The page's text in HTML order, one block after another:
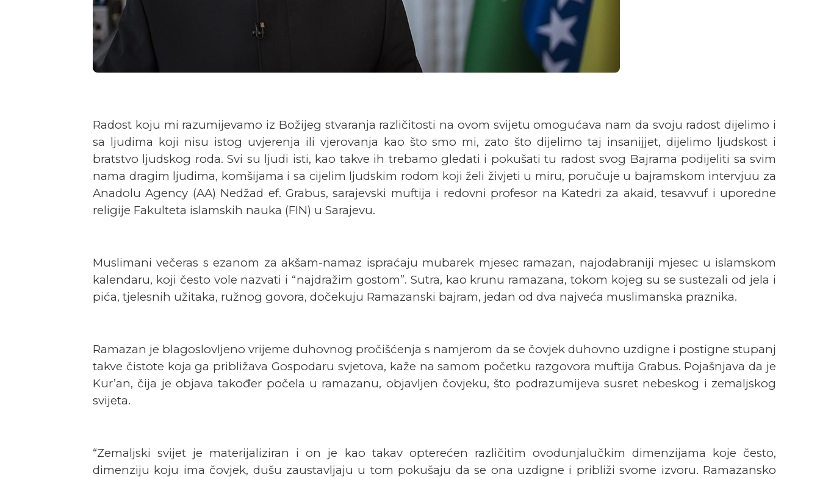
Radost koju mi razumijevamo iz Božijeg stvaranja različitosti na ovom svijetu omogućava nam da svoju radost dijelimo i
sa ljudima koji nisu istog uvjerenja ili vjerovanja kao što smo mi, zato što dijelimo taj insanijjet, dijelimo ljudskost i
bratstvo ljudskog roda. Svi su ljudi isti, kao takve ih trebamo gledati i pokušati tu radost svog Bajrama podijeliti sa svim
nama dragim ljudima, komšijama i sa cijelim ljudskim rodom koji želi živjeti u miru, poručuje u bajramskom intervjuu za
Anadolu Agency (AA) Nedžad ef. Grabus, sarajevski muftija i redovni profesor na Katedri za akaid, tesavvuf i uporedne
religije Fakulteta islamskih nauka (FIN) u Sarajevu.
Muslimani večeras s ezanom za akšam-namaz ispraćaju mubarek mjesec ramazan, najodabraniji mjesec u islamskom
kalendaru, koji često vole nazvati i “najdražim gostom”. Sutra, kao krunu ramazana, tokom kojeg su se sustezali od jela i
pića, tjelesnih užitaka, ružnog govora, dočekuju Ramazanski bajram, jedan od dva najveća muslimanska praznika.
Ramazan je blagoslovljeno vrijeme duhovnog pročišćenja s namjerom da se čovjek duhovno uzdigne i postigne stupanj
takve čistote koja ga približava Gospodaru svjetova, kaže na samom početku razgovora muftija Grabus. Pojašnjava da je
Kur’an, čija je objava također počela u ramazanu, objavljen čovjeku, što podrazumijeva susret nebeskog i zemaljskog
svijeta.
“Zemaljski svijet je materijaliziran i on je kao takav opterećen različitim ovodunjalučkim dimenzijama koje često,
dimenziju koju ima čovjek, dušu zaustavljaju u tom pokušaju da se ona uzdigne i približi svome izvoru. Ramazansko